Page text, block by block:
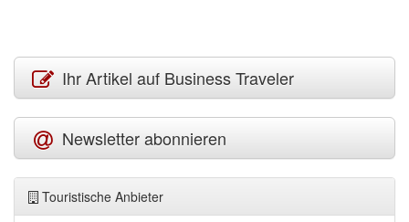
Ihr Artikel auf Business Traveler
Newsletter abonnieren
Touristische Anbieter